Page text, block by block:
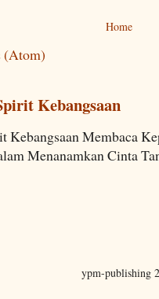
Home
(Atom)
Kebangsaan
Kebangsaan Membaca
Menanamkan Cinta
ypm-publishing